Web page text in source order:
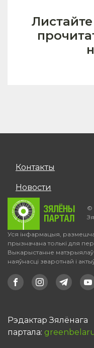
Контакты
Новости
©
Уся інфармацыя,
прызначана толькі для
Выкарыстанне
наяўнасці зваротнай і
Рэдактар Зялёнага
партала: